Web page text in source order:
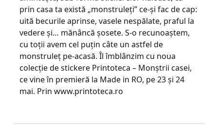
prin casa ta există „monstruleţi” ce-şi fac de cap:
uită becurile aprinse, vasele nespălate, praful la
vedere şi… mănâncă şosete. S-o recu­noaş­tem,
cu toţii avem cel puţin câte un astfel de
monstruleţ pe-acasă. Îl îmblânzim cu noua
colecţie de sti­ckere Printoteca – Monştrii casei,
ce vine în premieră la Made in RO, pe 23 şi 24
mai. Prin www.printoteca.ro